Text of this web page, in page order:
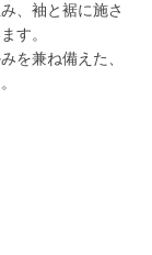
、袖と裾に施さ
す。
を兼ね備えた、